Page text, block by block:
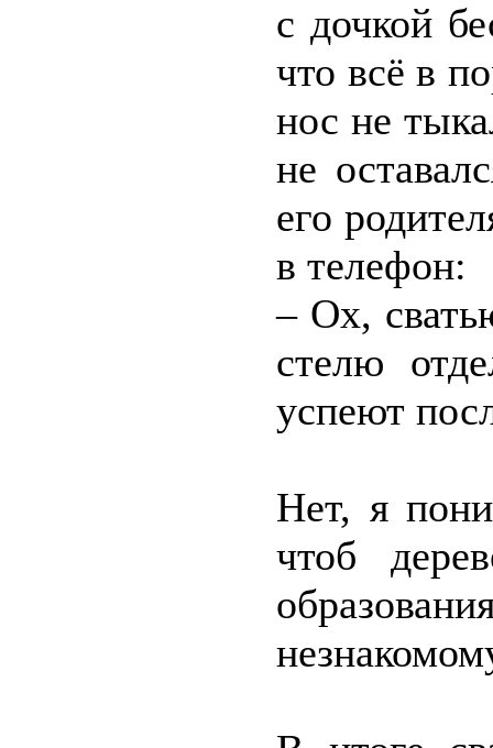
с дочкой
что всё в
нос не
не
его
в телефон:
– Ох,
стелю
успеют
Нет, я
чтоб